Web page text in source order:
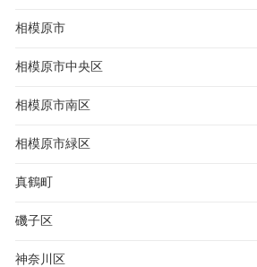
相模原市
相模原市中央区
相模原市南区
相模原市緑区
真鶴町
磯子区
神奈川区